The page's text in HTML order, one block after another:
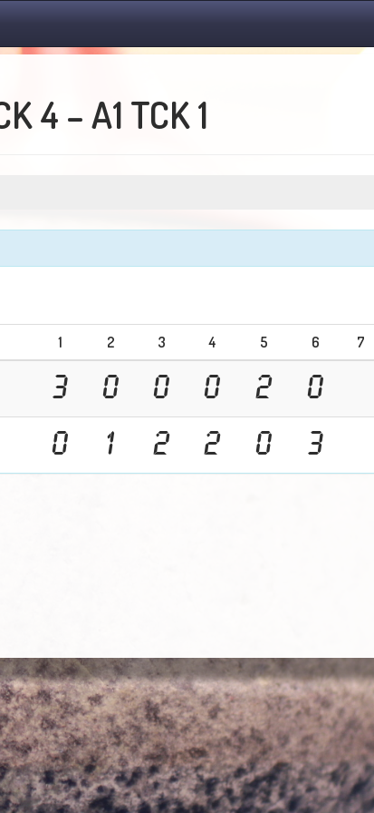
4 – A1 TCK 1
1 2 3 4 5 6 7
3 0 0 0 2 0
0 1 2 2 0 3